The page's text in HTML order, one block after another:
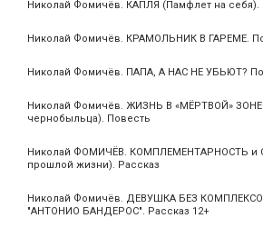
Николай Фомичёв. КАПЛЯ (Памфлет на себя).
Николай Фомичёв. КРАМОЛЬНИК В ГАРЕМЕ.
Николай Фомичёв. ПАПА, А НАС НЕ УБЬЮТ?
Николай Фомичёв. ЖИЗНЬ В «МЁРТВОЙ» ЗОНЕ
чернобыльца). Повесть
Николай ФОМИЧЁВ. КОМПЛЕМЕНТАРНОСТЬ и
прошлой жизни). Рассказ
Николай Фомичёв. ДЕВУШКА БЕЗ
"АНТОНИО БАНДЕРОС". Рассказ 12+